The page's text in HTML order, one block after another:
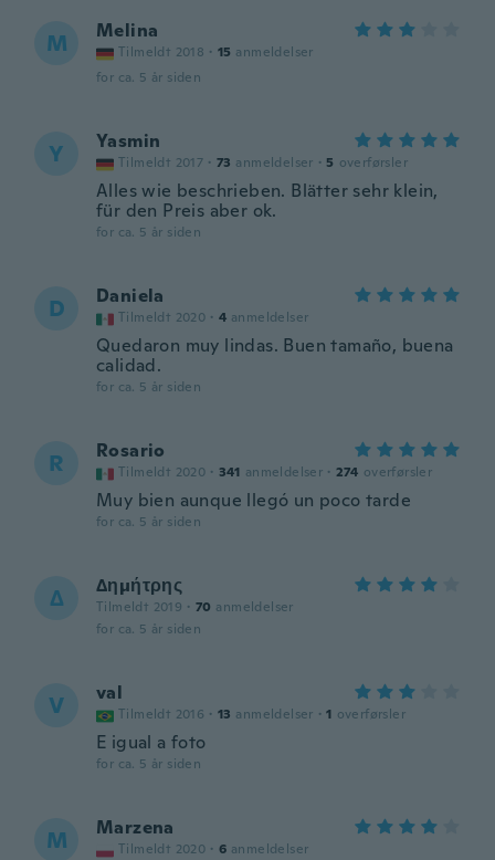
M Melina
Tilmeldt 2018 · 15 anmeldelser
for ca. 5 år siden
Y Yasmin
Tilmeldt 2017 · 73 anmeldelser · 5 overførsler
Alles wie beschrieben. Blätter sehr klein,
für den Preis aber ok.
for ca. 5 år siden
D Daniela
Tilmeldt 2020 · 4 anmeldelser
Quedaron muy lindas. Buen tamaño, buena
calidad.
for ca. 5 år siden
R Rosario
Tilmeldt 2020 · 341 anmeldelser · 274 overførsler
Muy bien aunque llegó un poco tarde
for ca. 5 år siden
Δ Δημήτρης
Tilmeldt 2019 · 70 anmeldelser
for ca. 5 år siden
V val
Tilmeldt 2016 · 13 anmeldelser · 1 overførsler
E igual a foto
for ca. 5 år siden
M Marzena
Tilmeldt 2020 · 6 anmeldelser